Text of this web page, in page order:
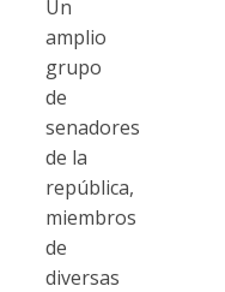
Un
amplio
grupo
de
senadores
de la
república,
miembros
de
diversas